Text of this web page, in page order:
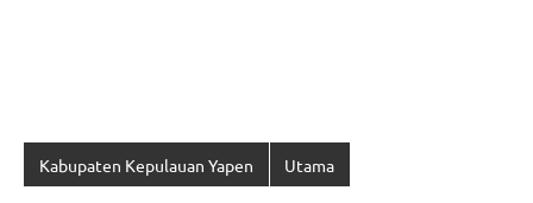
Kabupaten Kepulauan Yapen Utama